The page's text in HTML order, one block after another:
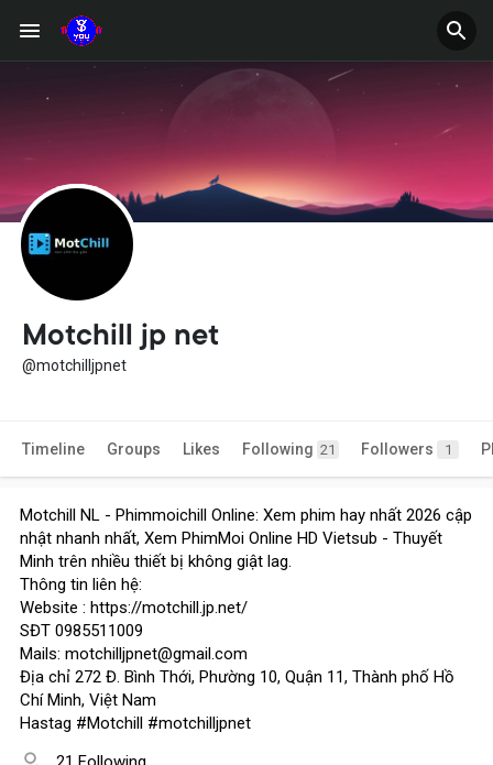
Motchill jp net
@motchilljpnet
Timeline Groups Likes Following 21 Followers 1
Motchill NL - Phimmoichill Online: Xem phim hay nhất 2026 cập
nhật nhanh nhất, Xem PhimMoi Online HD Vietsub - Thuyết
Minh trên nhiều thiết bị không giật lag.
Thông tin liên hệ:
Website : https://motchill.jp.net/
SĐT 0985511009
Mails: motchilljpnet@gmail.com
Địa chỉ 272 Đ. Bình Thới, Phường 10, Quận 11, Thành phố Hồ
Chí Minh, Việt Nam
Hastag #Motchill #motchilljpnet